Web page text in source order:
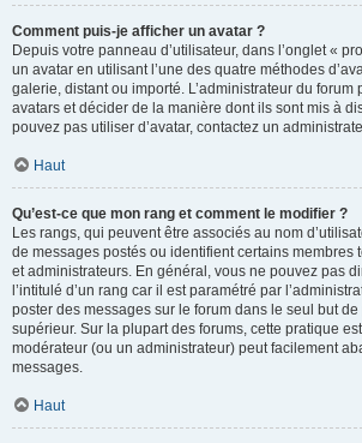
Comment puis-je afficher un avatar ?
Depuis votre panneau d’utilisateur, dans l’onglet «
un avatar en utilisant l’une des quatre méthodes
galerie, distant ou importé. L’administrateur du forum
avatars et décider de la manière dont ils sont mis à
pouvez pas utiliser d’avatar, contactez un
Haut
Qu’est-ce que mon rang et comment le modifier ?
Les rangs, qui peuvent être associés au nom
de messages postés ou identifient certains membres
et administrateurs. En général, vous ne pouvez pas
l’intitulé d’un rang car il est paramétré par
poster des messages sur le forum dans le seul but
supérieur. Sur la plupart des forums, cette pratique
modérateur (ou un administrateur) peut facilement
messages.
Haut